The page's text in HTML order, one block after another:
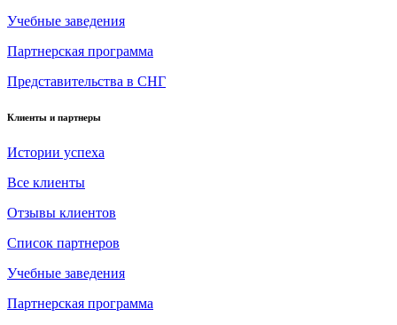
Учебные заведения
Партнерская программа
Представительства в СНГ
Клиенты и партнеры
Истории успеха
Все клиенты
Отзывы клиентов
Список партнеров
Учебные заведения
Партнерская программа